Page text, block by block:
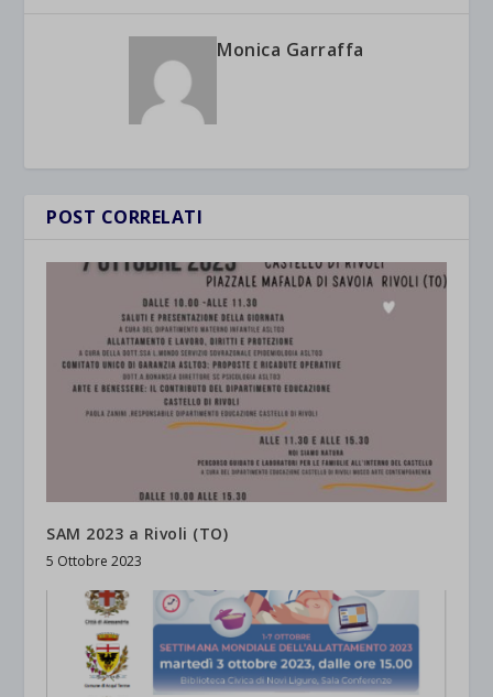
Monica Garraffa
POST CORRELATI
SAM 2023 a Rivoli (TO)
5 Ottobre 2023